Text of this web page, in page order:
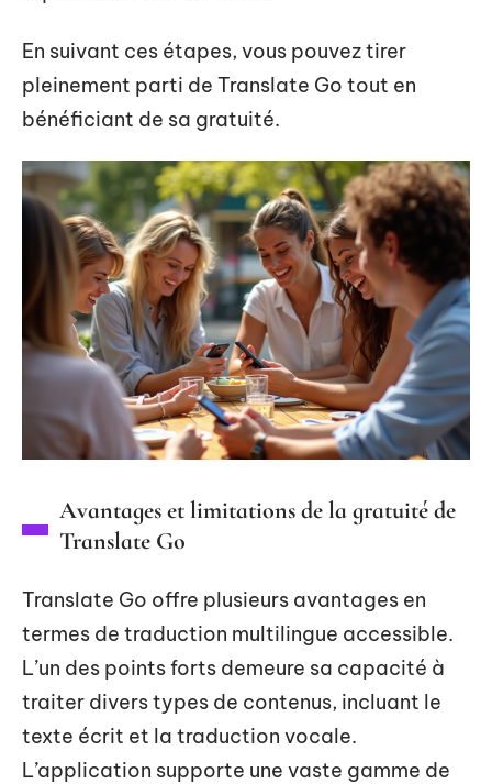
En suivant ces étapes, vous pouvez tirer
pleinement parti de Translate Go tout en
bénéficiant de sa gratuité.
Avantages et limitations de la gratuité de
Translate Go
Translate Go offre plusieurs avantages en
termes de traduction multilingue accessible.
L’un des points forts demeure sa capacité à
traiter divers types de contenus, incluant le
texte écrit et la traduction vocale.
L’application supporte une vaste gamme de